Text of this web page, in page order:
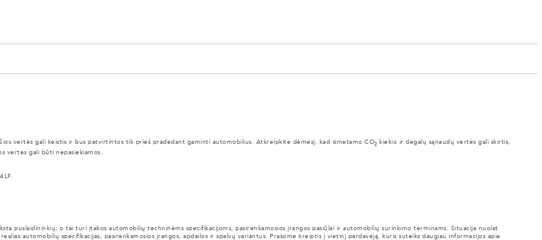
vertės gali keistis ir bus patvirtintos tik prieš pradedant gaminti automobilius. Atkreipkite dėmesį, kad išmetamo CO2
kiekio ir degalų sąnaudų vertės gali skirtis,
vertės gali būti nepasiekiamos.
puslaidininkių, o tai turi įtakos automobilių techninėms specifikacijoms, pasirenkamosios įrangos pasiūlai ir automobilių surinkimo terminams. Situacija nuolat
automobilių specifikacijas, pasirenkamosios įrangos, apdailos ir spalvų variantus. Prašome kreiptis į vietinį pardavėją, kuris suteiks daugiau informacijos apie